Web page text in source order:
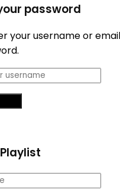
password
your username or